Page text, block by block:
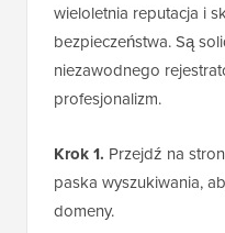
wieloletnia reputacja i
bezpieczeństwa. Są
niezawodnego
profesjonalizm.
Krok 1. Przejdź na
paska wyszukiwania,
domeny.